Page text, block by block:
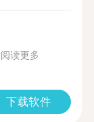
阅读更多
下载软件